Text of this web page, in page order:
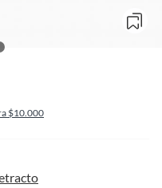
$10.000